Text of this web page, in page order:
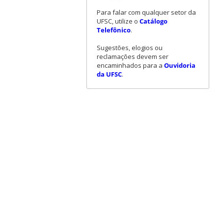
Para falar com qualquer setor da
UFSC, utilize o Catálogo
Telefônico.
Sugestões, elogios ou
reclamações devem ser
encaminhados para a Ouvidoria
da UFSC.